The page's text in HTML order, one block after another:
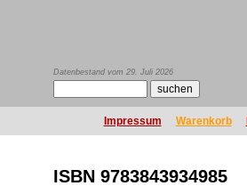
Datenbestand vom 29. Juli 2026
Impressum Warenkorb
ISBN 9783843934985